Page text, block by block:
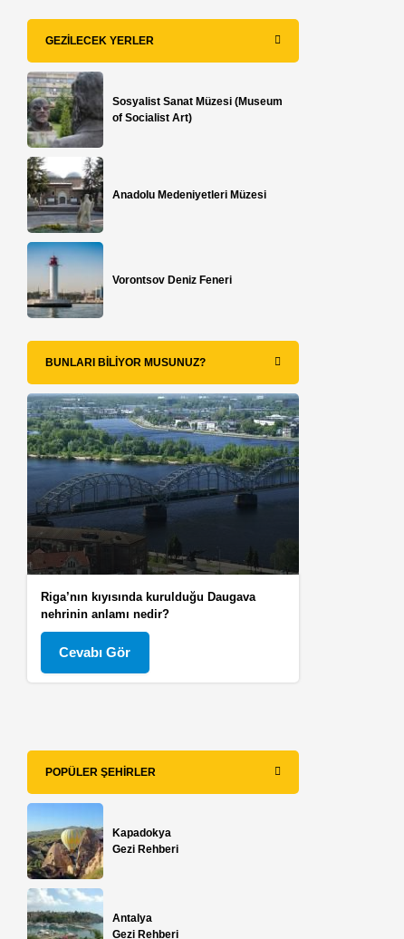
GEZILECEK YERLER
Sosyalist Sanat Müzesi (Museum
of Socialist Art)
Anadolu Medeniyetleri Müzesi
Vorontsov Deniz Feneri
BUNLARI BILIYOR MUSUNUZ?
Riga’nın kıyısında kurulduğu Daugava
nehrinin anlamı nedir?
Cevabı Gör
POPÜLER ŞEHIRLER
Kapadokya
Gezi Rehberi
Antalya
Gezi Rehberi